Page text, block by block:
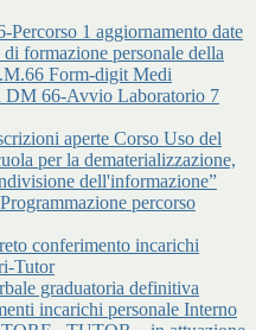
1 aggiornamento date
formazione personale della
Form-digit Medi
DM 66-Avvio Laboratorio 7
aperte Corso Uso del
per la dematerializzazione,
dell'informazione”
percorso
conferimento incarichi
Tutor
graduatoria definitiva
incarichi personale Interno